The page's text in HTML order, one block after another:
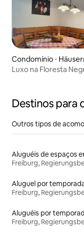
Condomínio ⋅
Luxo na Floresta
Destinos para
Outros tipos de
Freiburg,
Freiburg,
Freiburg,